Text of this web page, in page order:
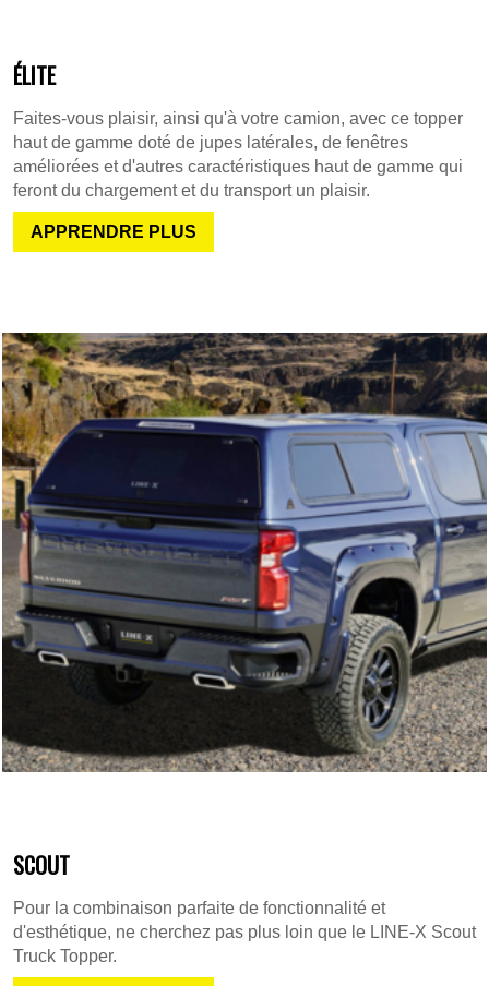
ÉLITE
Faites-vous plaisir, ainsi qu'à votre camion, avec ce topper
haut de gamme doté de jupes latérales, de fenêtres
améliorées et d'autres caractéristiques haut de gamme qui
feront du chargement et du transport un plaisir.
APPRENDRE PLUS
SCOUT
Pour la combinaison parfaite de fonctionnalité et
d'esthétique, ne cherchez pas plus loin que le LINE-X Scout
Truck Topper.